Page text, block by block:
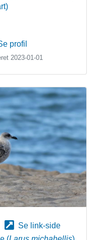
)
profil
2023-01-01
Se link-side